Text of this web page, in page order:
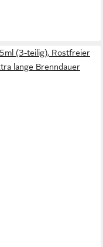
(3-teilig), Rostfreier
lange Brenndauer